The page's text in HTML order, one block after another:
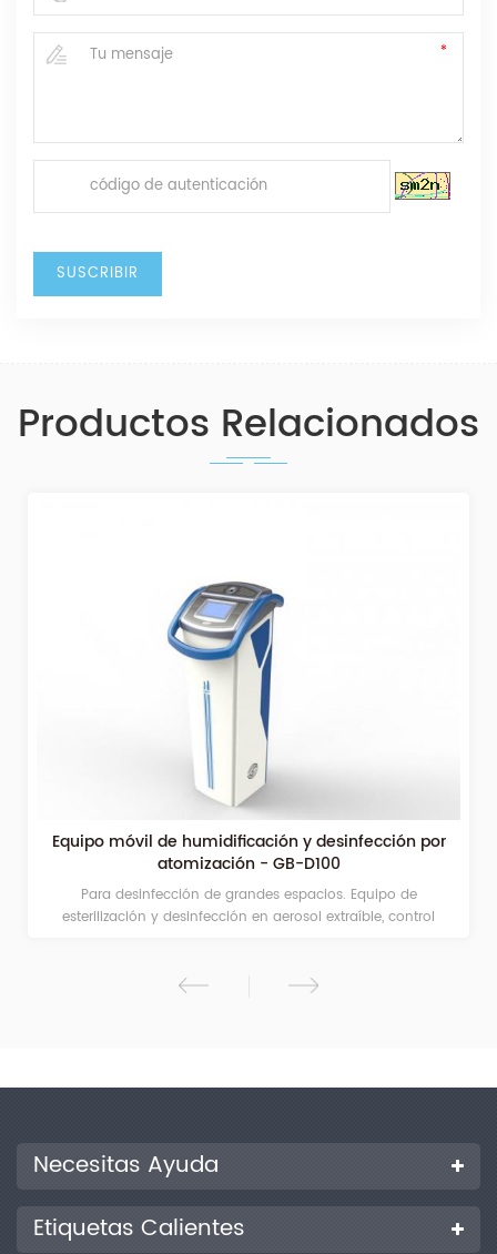
Productos Relacionados
Equipo móvil de humidificación y desinfección por
atomización - GB-D100
Para desinfección de grandes espacios. Equipo de
esterilización y desinfección en aerosol extraíble, control
para hospitales, campus, estaciones, aeropuertos y otros
el aire y realiza una gama completa de desinfección del
objetos esterilizados no formarán condensación de rocío ni
Necesitas Ayuda
Etiquetas Calientes